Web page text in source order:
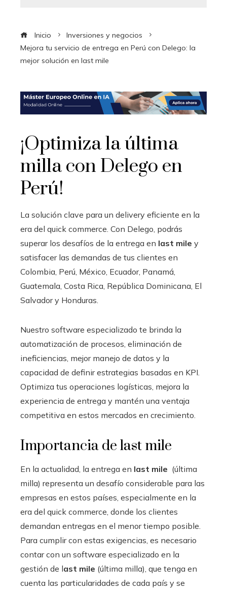
Inicio
Inversiones y negocios
Mejora tu servicio de entrega en Perú con Delego: la
mejor solución en last mile
¡Optimiza la última
milla con Delego en
Perú!
La solución clave para un delivery eficiente en la
era del quick commerce. Con Delego, podrás
superar los desafíos de la entrega en last mile y
satisfacer las demandas de tus clientes en
Colombia, Perú, México, Ecuador, Panamá,
Guatemala, Costa Rica, República Dominicana, El
Salvador y Honduras.
Nuestro software especializado te brinda la
automatización de procesos, eliminación de
ineficiencias, mejor manejo de datos y la
capacidad de definir estrategias basadas en KPI.
Optimiza tus operaciones logísticas, mejora la
experiencia de entrega y mantén una ventaja
competitiva en estos mercados en crecimiento.
Importancia de last mile
En la actualidad, la entrega en last mile (última
milla) representa un desafío considerable para las
empresas en estos países, especialmente en la
era del quick commerce, donde los clientes
demandan entregas en el menor tiempo posible.
Para cumplir con estas exigencias, es necesario
contar con un software especializado en la
gestión de last mile (última milla), que tenga en
cuenta las particularidades de cada país y se